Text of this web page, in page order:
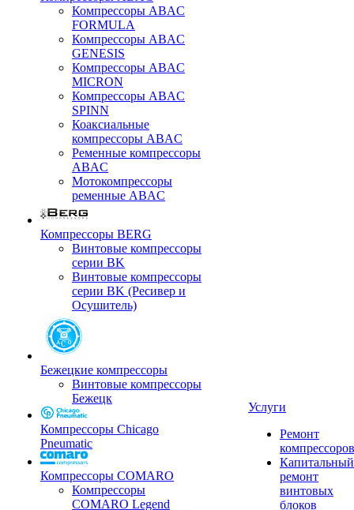
Компрессоры ABAC
FORMULA
Компрессоры ABAC
GENESIS
Компрессоры ABAC
MICRON
Компрессоры ABAC
SPINN
Коаксиальные
компрессоры ABAC
Ременные компрессоры
ABAC
Мотокомпрессоры
ременные ABAC
Компрессоры BERG
Винтовые компрессоры
серии BK
Винтовые компрессоры
серии BK (Ресивер и
Осушитель)
Бежецкие компрессоры
Винтовые компрессоры
Бежецк
Компрессоры Chicago
Pneumatic
Компрессоры COMARO
Компрессоры
COMARO Legend
Услуги
Ремонт
компрессоров
Капитальный
ремонт
винтовых
блоков